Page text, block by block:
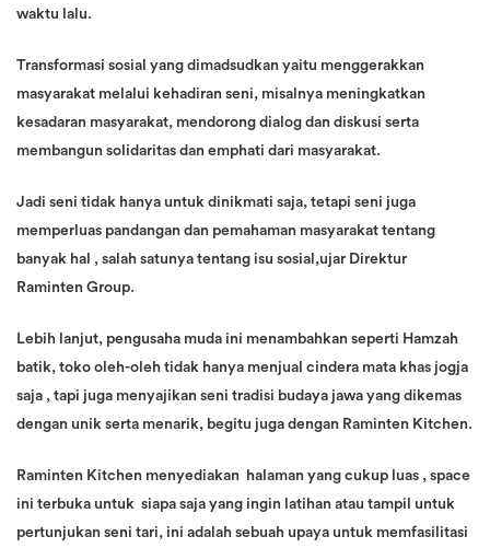
waktu lalu.
Transformasi sosial yang dimadsudkan yaitu menggerakkan
masyarakat melalui kehadiran seni, misalnya meningkatkan
kesadaran masyarakat, mendorong dialog dan diskusi serta
membangun solidaritas dan emphati dari masyarakat.
Jadi seni tidak hanya untuk dinikmati saja, tetapi seni juga
memperluas pandangan dan pemahaman masyarakat tentang
banyak hal , salah satunya tentang isu sosial,ujar Direktur
Raminten Group.
Lebih lanjut, pengusaha muda ini menambahkan seperti Hamzah
batik, toko oleh-oleh tidak hanya menjual cindera mata khas jogja
saja , tapi juga menyajikan seni tradisi budaya jawa yang dikemas
dengan unik serta menarik, begitu juga dengan Raminten Kitchen.
Raminten Kitchen menyediakan halaman yang cukup luas , space
ini terbuka untuk siapa saja yang ingin latihan atau tampil untuk
pertunjukan seni tari, ini adalah sebuah upaya untuk memfasilitasi